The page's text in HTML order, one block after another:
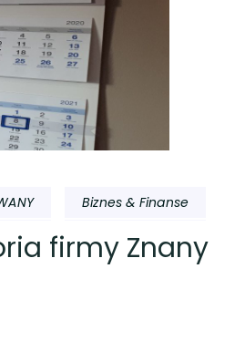
Biznes & Finanse
firmy Znany